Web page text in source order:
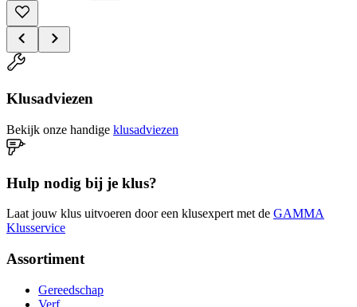
Klusadviezen
Bekijk onze handige klusadviezen
Hulp nodig bij je klus?
Laat jouw klus uitvoeren door een klusexpert met de GAMMA
Klusservice
Assortiment
Gereedschap
Verf